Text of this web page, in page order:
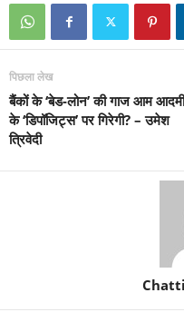
पिछला लेख
बैंकों के ‘बेड-लोन’ की गाज आम आदमी
के ‘डिपॉजिट्स’ पर गिरेगी? – उमेश
त्रिवेदी